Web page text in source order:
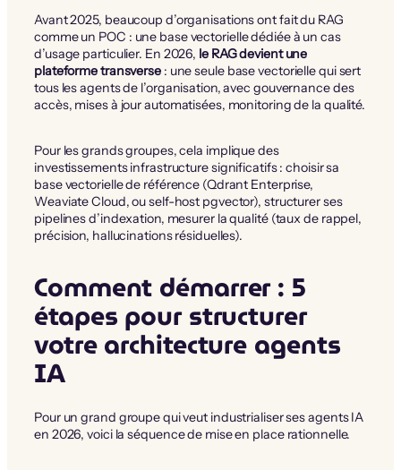
Avant 2025, beaucoup d’organisations ont fait du RAG
comme un POC : une base vectorielle dédiée à un cas
d’usage particulier. En 2026, le RAG devient une
plateforme transverse: une seule base vectorielle qui sert
tous les agents de l’organisation, avec gouvernance des
accès, mises à jour automatisées, monitoring de la qualité.
Pour les grands groupes, cela implique des
investissements infrastructure significatifs : choisir sa
base vectorielle de référence (Qdrant Enterprise,
Weaviate Cloud, ou self-host pgvector), structurer ses
pipelines d’indexation, mesurer la qualité (taux de rappel,
précision, hallucinations résiduelles).
Comment démarrer : 5
étapes pour structurer
votre architecture agents
IA
Pour un grand groupe qui veut industrialiser ses agents IA
en 2026, voici la séquence de mise en place rationnelle.